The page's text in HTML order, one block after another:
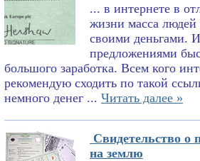
... в интернете в
жизни масса людей
своими деньгами.
предложениями
большого заработка. Всем кого
рекомендую сходить по такой
немного денег ... Читать далее »
Свидетельство о
на землю